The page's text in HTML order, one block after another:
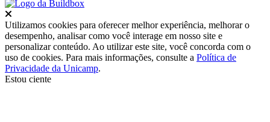
Utilizamos cookies para oferecer melhor experiência, melhorar o
desempenho, analisar como você interage em nosso site e
personalizar conteúdo. Ao utilizar este site, você concorda com o
uso de cookies. Para mais informações, consulte a Política de
Privacidade da Unicamp.
Estou ciente